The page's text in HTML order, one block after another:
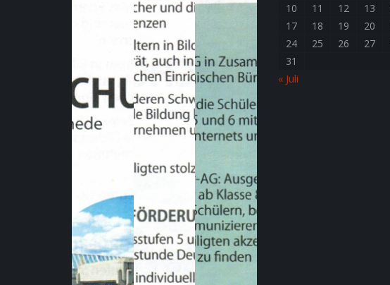
10
11 12 13
17
18 19 20
24
25 26 27
31
« Juli